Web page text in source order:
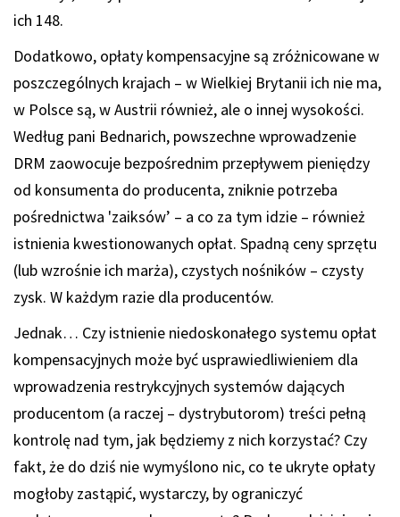
ich 148.
Dodatkowo, opłaty kompensacyjne są zróżnicowane w
poszczególnych krajach – w Wielkiej Brytanii ich nie ma,
w Polsce są, w Austrii również, ale o innej wysokości.
Według pani Bednarich, powszechne wprowadzenie
DRM zaowocuje bezpośrednim przepływem pieniędzy
od konsumenta do producenta, zniknie potrzeba
pośrednictwa 'zaiksów’ – a co za tym idzie – również
istnienia kwestionowanych opłat. Spadną ceny sprzętu
(lub wzrośnie ich marża), czystych nośników – czysty
zysk. W każdym razie dla producentów.
Jednak… Czy istnienie niedoskonałego systemu opłat
kompensacyjnych może być usprawiedliwieniem dla
wprowadzenia restrykcyjnych systemów dających
producentom (a raczej – dystrybutorom) treści pełną
kontrolę nad tym, jak będziemy z nich korzystać? Czy
fakt, że do dziś nie wymyślono nic, co te ukryte opłaty
mogłoby zastąpić, wystarczy, by ograniczyć